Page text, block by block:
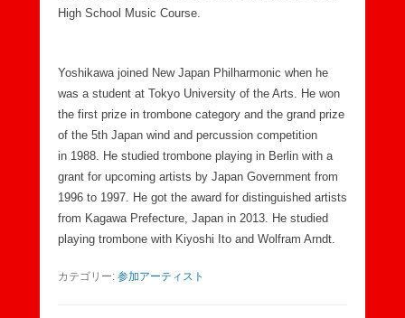
High School Music Course.
Yoshikawa joined New Japan Philharmonic when he
was a student at Tokyo University of the Arts. He won
the first prize in trombone category and the grand prize
of the 5th Japan wind and percussion competition
in 1988. He studied trombone playing in Berlin with a
grant for upcoming artists by Japan Government from
1996 to 1997. He got the award for distinguished artists
from Kagawa Prefecture, Japan in 2013. He studied
playing trombone with Kiyoshi Ito and Wolfram Arndt.
カテゴリー: 参加アーティスト